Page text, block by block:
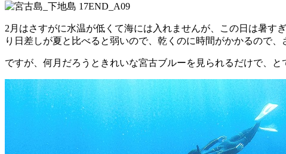
2月はさすがに水温が低くて海には入れませんが、この日は暑
り日差しが夏と比べると弱いので、乾くのに時間がかかるので
ですが、何月だろうときれいな宮古ブルーを見られるだけで、と